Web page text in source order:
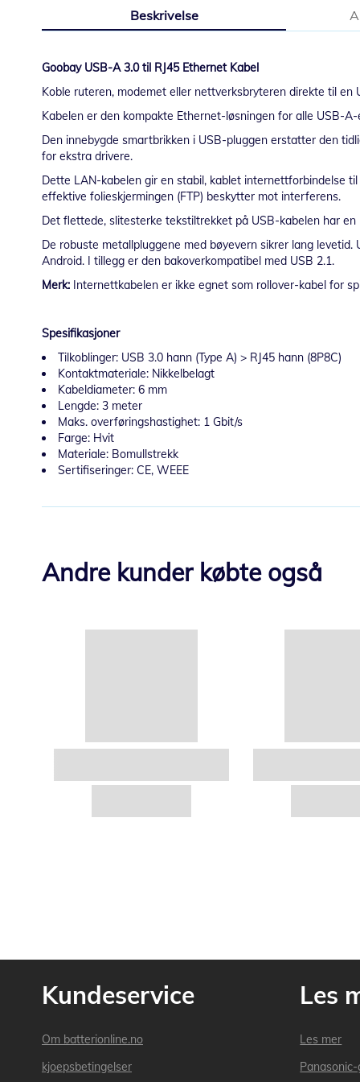
av
Beskrivelse
Goobay USB-A 3.0 til RJ45 Ethernet Kabel
Koble ruteren, modemet eller nettverksbryteren direkte til
Kabelen er den kompakte Ethernet-løsningen for alle USB-
Den innebygde smartbrikken i USB-pluggen erstatter den
for ekstra drivere.
Dette LAN-kabelen gir en stabil, kablet internettforbindelse
effektive folieskjermingen (FTP) beskytter mot interferens.
Det flettede, slitesterke tekstiltrekket på USB-kabelen har
De robuste metallpluggene med bøyevern sikrer lang
Android. I tillegg er den bakoverkompatibel med USB 2.1.
Merk: Internettkabelen er ikke egnet som rollover-kabel for
Spesifikasjoner
Tilkoblinger: USB 3.0 hann (Type A) > RJ45 hann (8P8C)
Kontaktmateriale: Nikkelbelagt
Kabeldiameter: 6 mm
Lengde: 3 meter
Maks. overføringshastighet: 1 Gbit/s
Farge: Hvit
Materiale: Bomullstrekk
Sertifiseringer: CE, WEEE
Andre kunder købte også
Kundeservice
Om batterionline.no
kjoepsbetingelser
Les
Les mer